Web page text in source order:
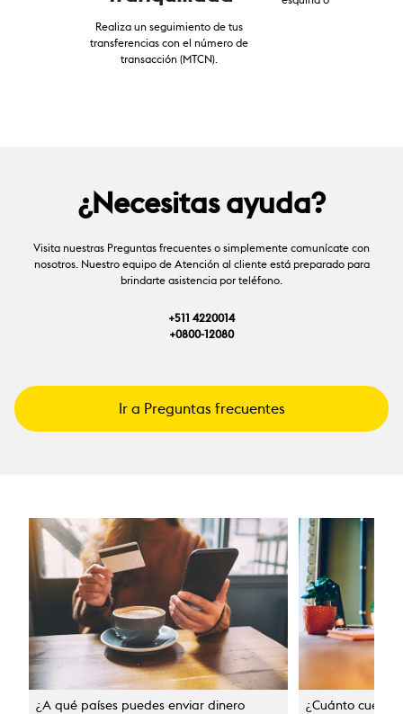
Realiza un seguimiento de tus
transferencias con el número de
transacción (MTCN).
¿Necesitas ayuda?
Visita nuestras Preguntas frecuentes o simplemente comunícate con
nosotros. Nuestro equipo de Atención al cliente está preparado para
brindarte asistencia por teléfono.
+511 4220014
+0800-12080
Ir a Preguntas frecuentes
¿A qué países puedes enviar dinero
¿Cuánto cuesta